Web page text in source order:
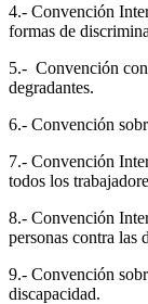
4.- Convención
formas de
5.- Convención
degradantes.
6.- Convención
7.- Convención
todos los
8.- Convención
personas contra las
9.- Convención
discapacidad.